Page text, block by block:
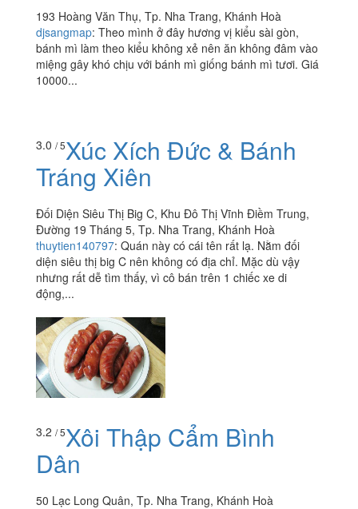
193 Hoàng Văn Thụ, Tp. Nha Trang, Khánh Hoà
djsangmap: Theo mình ở đây hương vị kiểu sài gòn,
bánh mì làm theo kiểu không xẻ nên ăn không đâm vào
miệng gây khó chịu với bánh mì giống bánh mì tươi. Giá
10000...
3.0 / 5Xúc Xích Đức & Bánh
Tráng Xiên
Đối Diện Siêu Thị Big C, Khu Đô Thị Vĩnh Điềm Trung,
Đường 19 Tháng 5, Tp. Nha Trang, Khánh Hoà
thuytien140797:Quán này có cái tên rất lạ. Nằm đối
diện siêu thị big C nên không có địa chỉ. Mặc dù vậy
nhưng rất dễ tìm thấy, vì cô bán trên 1 chiếc xe di
động,...
3.2/ 5